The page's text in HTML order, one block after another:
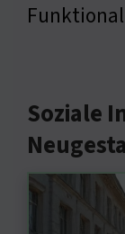
Soziale